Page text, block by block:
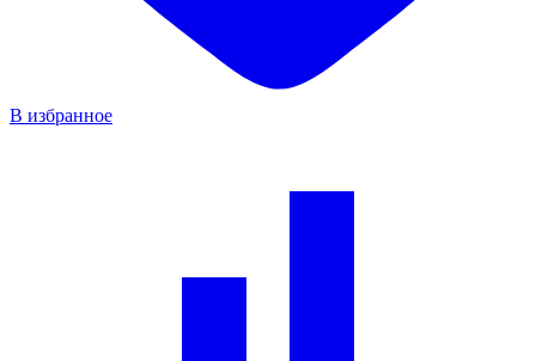
В избранное